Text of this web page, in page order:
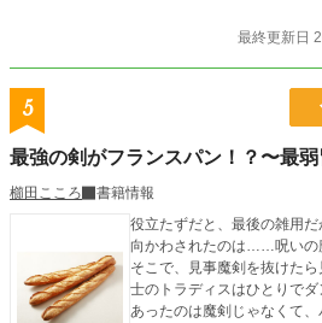
最終更新日
5
最強の剣がフランスパン！？〜最
櫛田こころ
書籍情報
役立たずだと、最後の雑用
向かわされたのは……呪いの
そこで、見事魔剣を抜けた
士のトラディスはひとりで
あったのは魔剣じゃなくて、パン。 しかも、フラ